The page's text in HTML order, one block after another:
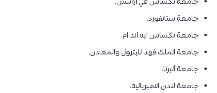
جامعة تكساس في أوستن.
جامعة ستانفورد.
جامعة تكساس ايه اند ام.
جامعة الملك فهد للبترول والمعادن.
جامعة ألبرتا.
جامعة لندن الامبرياليه.